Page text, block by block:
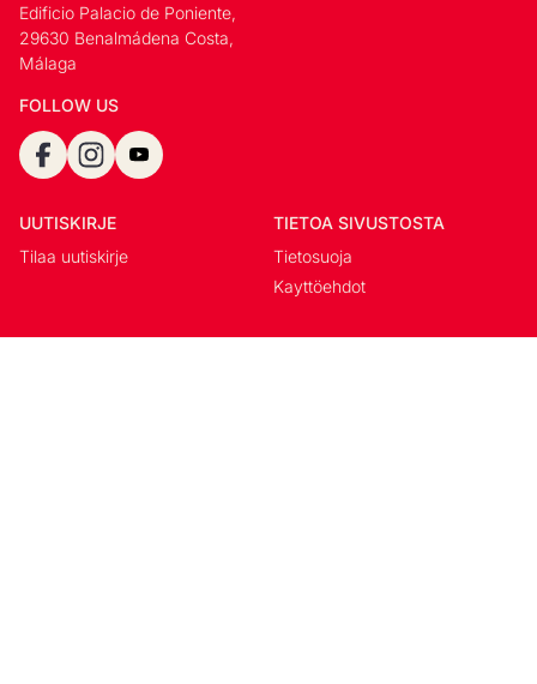
Edificio Palacio de Poniente,
29630 Benalmádena Costa,
Málaga
FOLLOW US
UUTISKIRJE
Tilaa uutiskirje
TIETOA SIVUSTOSTA
Tietosuoja
Kayttöehdot